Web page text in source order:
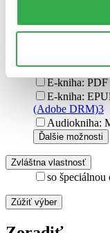
pevná väzba
E-kniha:
E-kniha:
E-kniha:
E-kniha:
(Adobe DRM)3
Audiokniha:
Ďalšie možnosti
Zvláštna vlastnosť
so
Zúžiť výber